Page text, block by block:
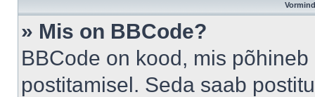
» Mis on BBCode?
BBCode on kood, mis
postitamisel. Seda saab